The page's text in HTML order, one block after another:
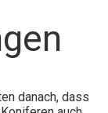
danach, dass